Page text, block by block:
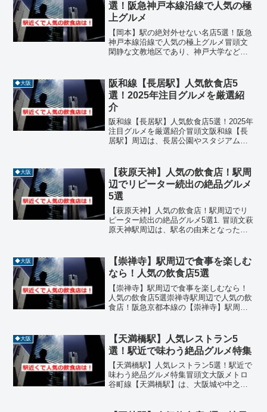
選！阪急神戸本線沿線で人気の極
上グルメ
【岡本】駅の絶対外せない名店5選！阪急
神戸本線沿線で人気の極上グルメ冒頭文
閑静な文教地区であり、神戸大学など教
中でも、学生から地域住民まで、幅広い
層に愛される質の高...
◆大阪
阪和線【長居駅】人気飲食店5
選！2025年注目グルメを厳選紹
介
阪和線【長居駅】人気飲食店5選！2025年
注目グルメを厳選紹介冒頭文阪和線【長
居駅】周辺は、長居公園やスタジアムに
酒屋、たこ焼き、パン屋などジャンルも
豊富で、ランチやデ...
◆大阪
【萩原天神】人気の飲食店！駅周
辺でリピーター続出の絶品グルメ
5選
【萩原天神】人気の飲食店！駅周辺でリ
ピーター続出の絶品グルメ5選1. 冒頭文萩
原天神駅周辺は、駅名の由来となった萩
です。この地域には、派手な宣伝は行わ
なくても、地元住民...
◆大阪
【崇禅寺】駅周辺で食事を楽しむ
なら！人気の飲食店5選
【崇禅寺】駅周辺で食事を楽しむなら！
人気の飲食店5選崇禅寺駅周辺で人気の飲
食店！阪急京都本線の【崇禅寺】駅周辺
点在するエリアです。派手な繁華街では
ありませんが、地元の人...
◆大阪
【天満橋駅】人気レストラン5
選！駅近で味わう絶品グルメ特集
【天満橋駅】人気レストラン5選！駅近で
味わう絶品グルメ特集冒頭文大阪メトロ
谷町線【天満橋駅】は、大阪城や中之島